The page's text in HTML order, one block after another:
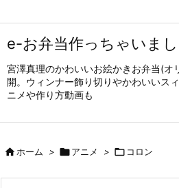
e-お弁当作っちゃいま
宮澤真理のかわいいお絵かきお弁当(オ
開。ウィンナー飾り切りやかわいいス
ニメや作り方動画も
ホーム > アニメ >  コロン